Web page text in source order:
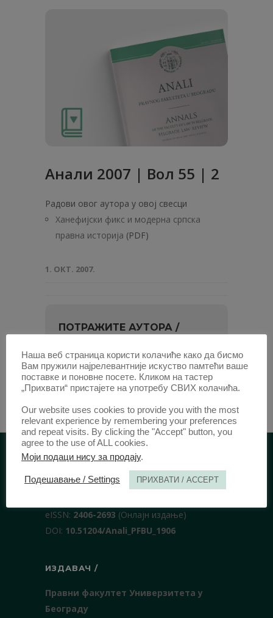
Анали 2007 | Вол 55 | 2
Радови овог аутора у овој свесци
Ханефијски фикс и модерна српска
правна историја (PDF)
1. ОКТ. 2007.
ПОТРАЖИТЕ АУТОРА /
Унесите
име
и
презиме
или најмање два слова, па изаберите
из листе.
ИДЕНТИФИКАЦИЈА /
еISSN: 2406-2693 (Онлајн издање)
DOI: 10.51204/Anali_PFBU_1906
ИЗДАВАЧ /
Правни факултет Универзитета у
Београду
Наша веб страница користи колачиће како да бисмо
Вам пружили најрелевантније искуство памтећи ваше
поставке и поновне посете. Кликом на тастер
„Прихвати“ пристајете на употребу СВИХ колачића.
Our website uses cookies to provide you with the most
relevant experience by remembering your preferences
and repeat visits. By clicking the "Accept" button, you
agree to the use of ALL cookies.
Моји подаци нису за продају.
Подешавање / Settings ПРИХВАТИ / ACCEPT